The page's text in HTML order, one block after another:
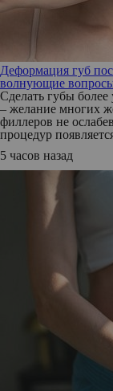
Деформация губ
волнующие
Сделать губы
– желание многих
филлеров не
процедур
5 часов назад